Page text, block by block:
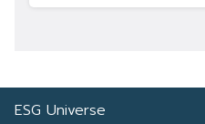
ESG Universe